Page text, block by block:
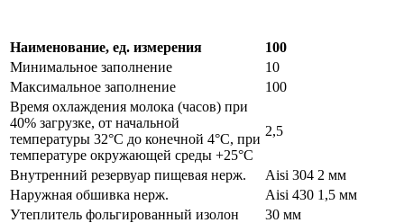
Наименование, ед. измерения
100
Минимальное заполнение
10
Максимальное заполнение
100
Время охлаждения молока (часов) при
40% загрузке, от начальной
температуры 32°С до конечной 4°С, при
температуре окружающей среды +25°С
2,5
Внутренний резервуар пищевая нерж.
Aisi 304 2 мм
Наружная обшивка нерж.
Aisi 430 1,5 мм
Утеплитель фольгированный изолон
30 мм